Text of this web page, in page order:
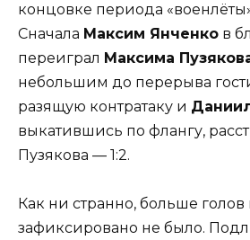
концовке периода
Сначала Максим Янченко в
переиграл Максима
небольшим до перерыва
разящую контратаку и
выкатившись по флангу,
Пузякова — 1:2.
Как ни странно, больше голов
зафиксировано не было.